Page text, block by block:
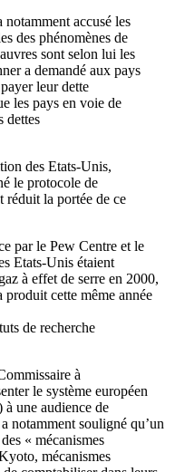
accusé les
des phénomènes de
sont selon lui les
a demandé aux pays
leur dette
les pays en voie de
dettes
des Etats-Unis,
le protocole de
réduit la portée de ce
par le Pew Centre et le
Etats-Unis étaient
à effet de serre en 2000,
cette même année
de recherche
à
le système européen
à une audience de
notamment souligné qu’un
« mécanismes
mécanismes